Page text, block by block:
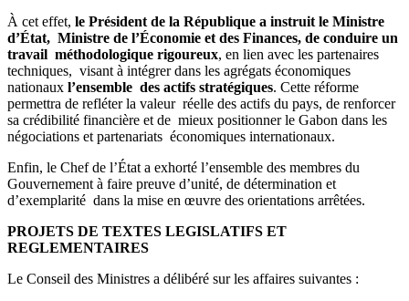
À cet effet, le Président de la République a instruit le Ministre
d’État, Ministre de l’Économie et des Finances, de conduire un
travail méthodologique rigoureux, en lien avec les partenaires
techniques, visant à intégrer dans les agrégats économiques
nationaux l’ensemble des actifs stratégiques. Cette réforme
permettra de refléter la valeur réelle des actifs du pays, de renforcer
sa crédibilité financière et de mieux positionner le Gabon dans les
négociations et partenariats économiques internationaux.
Enfin, le Chef de l’État a exhorté l’ensemble des membres du
Gouvernement à faire preuve d’unité, de détermination et
d’exemplarité dans la mise en œuvre des orientations arrêtées.
PROJETS DE TEXTES LEGISLATIFS ET
REGLEMENTAIRES
Le Conseil des Ministres a délibéré sur les affaires suivantes :